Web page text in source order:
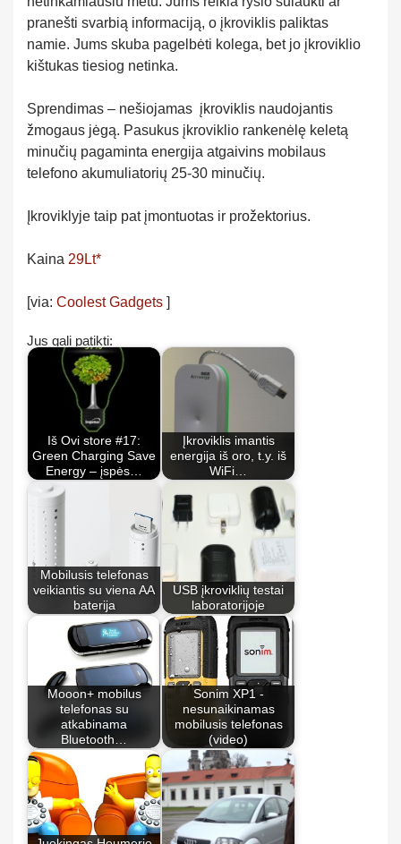
pranešti svarbią informaciją, o įkroviklis paliktas
namie. Jums skuba pagelbėti kolega, bet jo įkroviklio
kištukas tiesiog netinka.
Sprendimas – nešiojamas įkroviklis naudojantis
žmogaus jėgą. Pasukus įkroviklio rankenėlę keletą
minučių pagaminta energija atgaivins mobilaus
telefono akumuliatorių 25-30 minučių.
Įkroviklyje taip pat įmontuotas ir prožektorius.
Kaina 29Lt*
[via: Coolest Gadgets ]
Jus gali patikti:
Iš Ovi store #17:
Green Charging Save
Energy – įspės…
Įkroviklis imantis
energija iš oro, t.y. iš
WiFi…
Mobilusis telefonas
veikiantis su viena AA
baterija
USB įkroviklių testai
laboratorijoje
Mooon+ mobilus
telefonas su
atkabinama
Bluetooth…
Sonim XP1 -
nesunaikinamas
mobilusis telefonas
(video)